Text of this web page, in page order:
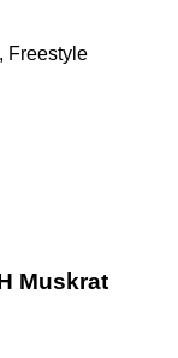
Freestyle
Muskrat